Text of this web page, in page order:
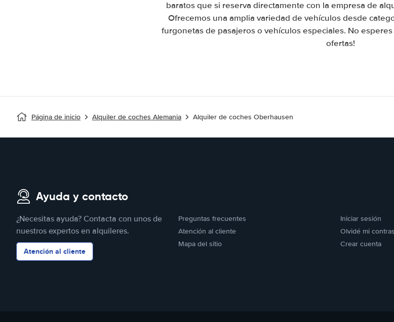
baratos que si reserva directamente con la empresa de
Ofrecemos una amplia variedad de vehículos desde
furgonetas de pasajeros o vehículos especiales. No
ofertas!
Página de inicio Alquiler de coches Alemania Alquiler de coches Oberhausen
Ayuda y contacto
¿Necesitas ayuda? Contacta con unos de
nuestros expertos en alquileres.
Atención al cliente
Preguntas frecuentes
Atención al cliente
Mapa del sitio
Iniciar sesión
Olvidé mi
Crear cuenta